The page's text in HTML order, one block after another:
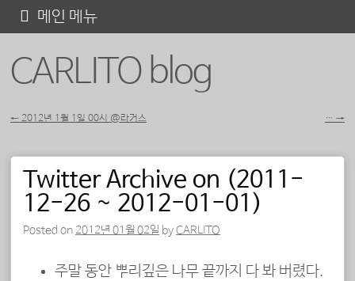
CARLITO blog
메인 메뉴
텐
← 2012년 1월 1일 00시 @라커스 … →
Twitter Archive on (2011-
12-26 ~ 2012-01-01)
Posted on 2012년 01월 02일 byCARLITO
주말 동안 뿌리깊은 나무 끝까지 다 봐 버렸다.